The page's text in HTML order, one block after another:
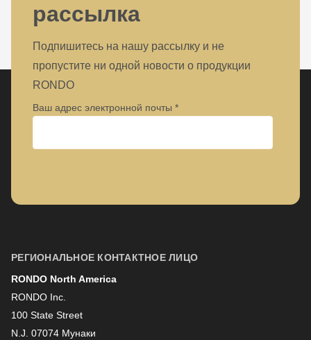
рассылка
Подпишитесь на нашу рассылку и не
пропустите ни одной новости о продукции
RONDO
Ваш адрес электронной почты
Фамилия
РЕГИОНАЛЬНОЕ КОНТАКТНОЕ ЛИЦО
RONDO North America
RONDO Inc.
100 State Street
N.J. 07074 Мунаки